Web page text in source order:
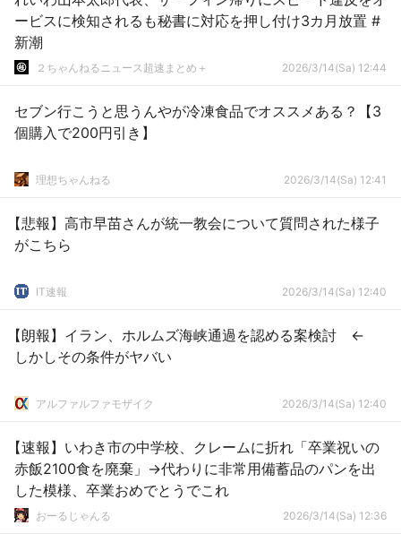
ービスに検知されるも秘書に対応を押し付け3カ月放置 #
新潮
２ちゃんねるニュース超速まとめ＋ 2026/3/14(Sa) 12:44
セブン行こうと思うんやが冷凍食品でオススメある？【3
個購入で200円引き】
理想ちゃんねる 2026/3/14(Sa) 12:41
【悲報】高市早苗さんが統一教会について質問された様子
がこちら
IT速報 2026/3/14(Sa) 12:40
【朗報】イラン、ホルムズ海峡通過を認める案検討 ←
しかしその条件がヤバい
アルファルファモザイク 2026/3/14(Sa) 12:40
【速報】いわき市の中学校、クレームに折れ「卒業祝いの
赤飯2100食を廃棄」→代わりに非常用備蓄品のパンを出
した模様、卒業おめでとうでこれ
おーるじゃんる 2026/3/14(Sa) 12:36